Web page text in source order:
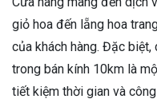
giỏ hoa đến lẵng hoa
của khách hàng. Đặc
trong bán kính 10km là
tiết kiệm thời gian và